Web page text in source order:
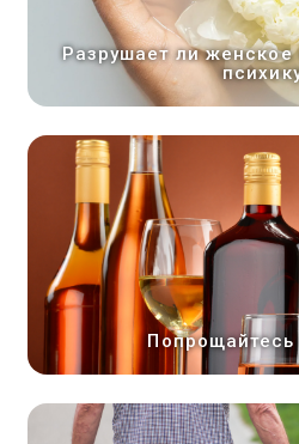
Разрушает ли
Попрощайтесь